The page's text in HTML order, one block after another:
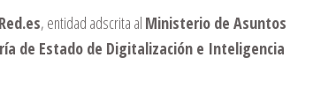
Red.es, entidad adscrita al Ministerio de Asuntos
de Estado de Digitalización e Inteligencia